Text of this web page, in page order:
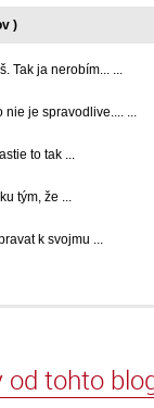
)
Tak ja nerobím... ...
nie je spravodlive.... ...
to tak ...
tým, že ...
k svojmu ...
od tohto